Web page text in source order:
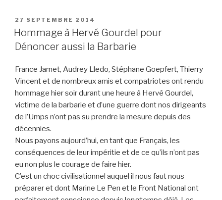
PUBLIÉ
LE
27 SEPTEMBRE 2014
Hommage à Hervé Gourdel pour
Dénoncer aussi la Barbarie
France Jamet, Audrey Lledo, Stéphane Goepfert, Thierry
Vincent et de nombreux amis et compatriotes ont rendu
hommage hier soir durant une heure à Hervé Gourdel,
victime de la barbarie et d’une guerre dont nos dirigeants
de l’Umps n’ont pas su prendre la mesure depuis des
décennies.
Nous payons aujourd’hui, en tant que Français, les
conséquences de leur impéritie et de ce qu’ils n’ont pas
eu non plus le courage de faire hier.
C’est un choc civilisationnel auquel il nous faut nous
préparer et dont Marine Le Pen et le Front National ont